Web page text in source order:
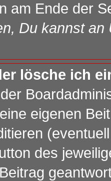
am Ende der
Du kannst
lösche ich
eigenen
des